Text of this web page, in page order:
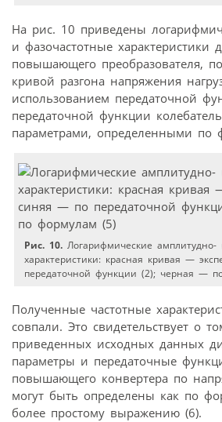
На рис. 10 приведены
и фазочастотные характеристики
повышающего преобразователя,
кривой разгона напряжения
использованием передаточной
передаточной функции
параметрами, определенными по
Рис. 10. Логарифмические амплитудно-
характеристики: красная кривая —
передаточной функции (2); черная —
Полученные частотные
совпали. Это свидетельствует о
приведенных исходных данных
параметры и передаточные
повышающего конвертера по
могут быть определены как по
более простому выражению (6).